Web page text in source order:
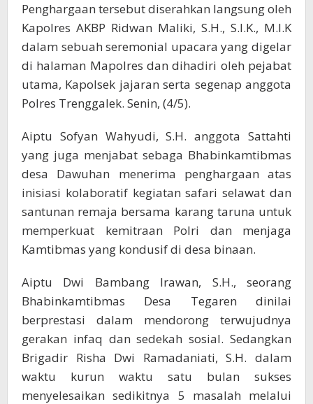
Penghargaan tersebut diserahkan langsung oleh
Kapolres AKBP Ridwan Maliki, S.H., S.I.K., M.I.K
dalam sebuah seremonial upacara yang digelar
di halaman Mapolres dan dihadiri oleh pejabat
utama, Kapolsek jajaran serta segenap anggota
Polres Trenggalek. Senin, (4/5).
Aiptu Sofyan Wahyudi, S.H. anggota Sattahti
yang juga menjabat sebaga Bhabinkamtibmas
desa Dawuhan menerima penghargaan atas
inisiasi kolaboratif kegiatan safari selawat dan
santunan remaja bersama karang taruna untuk
memperkuat kemitraan Polri dan menjaga
Kamtibmas yang kondusif di desa binaan.
Aiptu Dwi Bambang Irawan, S.H., seorang
Bhabinkamtibmas Desa Tegaren dinilai
berprestasi dalam mendorong terwujudnya
gerakan infaq dan sedekah sosial. Sedangkan
Brigadir Risha Dwi Ramadaniati, S.H. dalam
waktu kurun waktu satu bulan sukses
menyelesaikan sedikitnya 5 masalah melalui